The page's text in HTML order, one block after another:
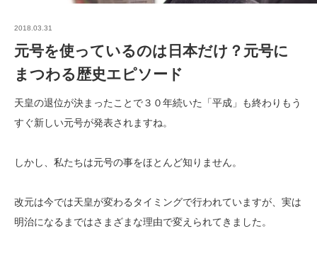
2018.03.31
元号を使っているのは日本だけ？元号に
まつわる歴史エピソード
天皇の退位が決まったことで３０年続いた「平成」も終わりもう
すぐ新しい元号が発表されますね。
しかし、私たちは元号の事をほとんど知りません。
改元は今では天皇が変わるタイミングで行われていますが、実は
明治になるまではさまざまな理由で変えられてきました。